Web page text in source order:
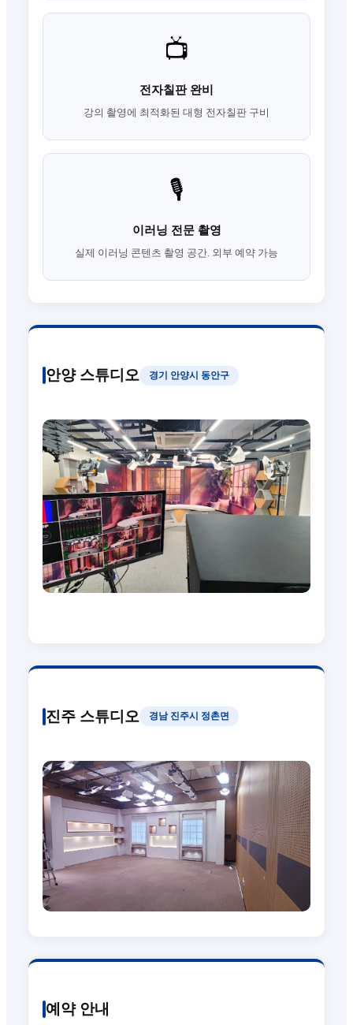
📺
전자칠판 완비
강의 촬영에 최적화된 대형 전자칠판 구비
🎙️
이러닝 전문 촬영
실제 이러닝 콘텐츠 촬영 공간. 외부 예약 가능
안양 스튜디오 경기 안양시 동안구
진주 스튜디오 경남 진주시 정촌면
예약 안내